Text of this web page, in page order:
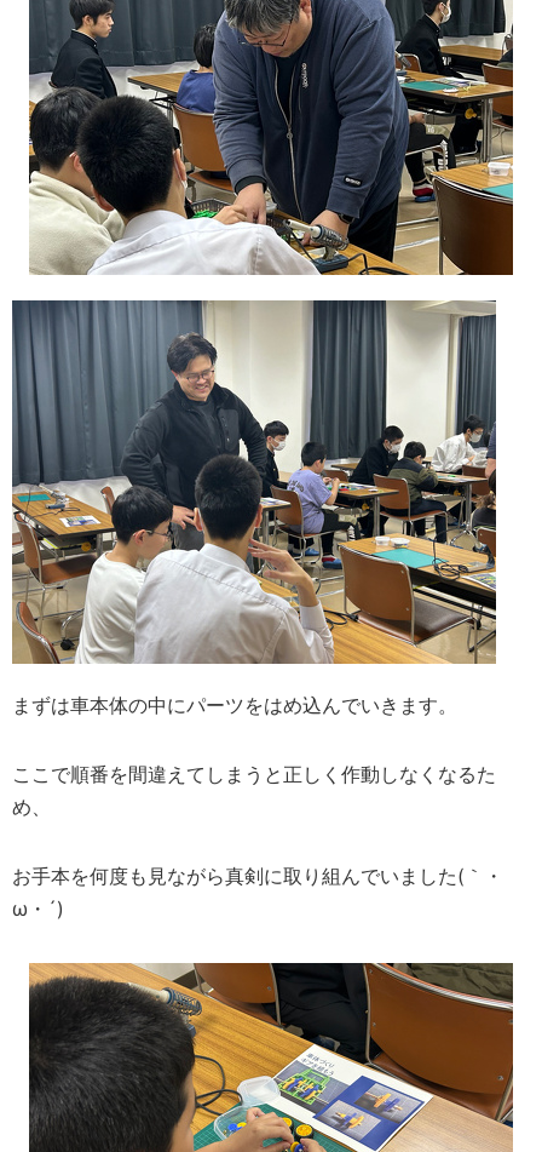
まずは車本体の中にパーツをはめ込んでいきます。
ここで順番を間違えてしまうと正しく作動しなくなるた
め、
お手本を何度も見ながら真剣に取り組んでいました(｀・
ω・´)